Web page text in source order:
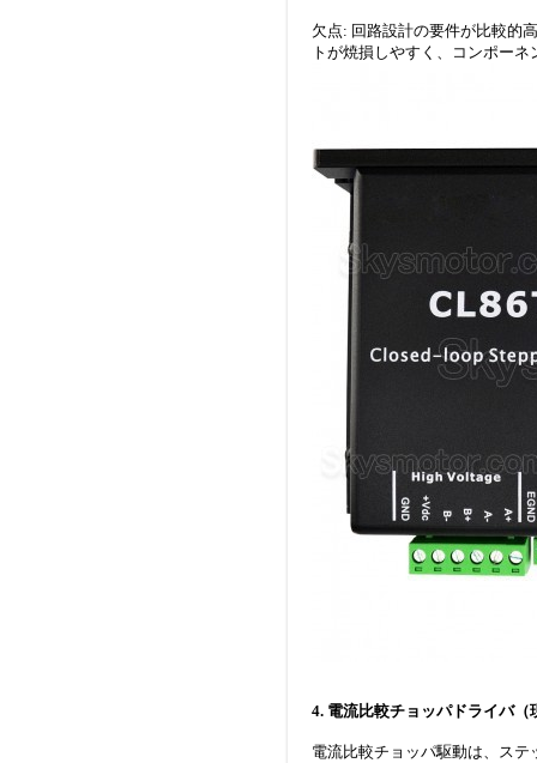
欠点: 回路設計の要件が比較的
トが焼損しやすく、コンポー
4. 電流比較チョッパドライバ
電流比較チョッパ駆動は、ス